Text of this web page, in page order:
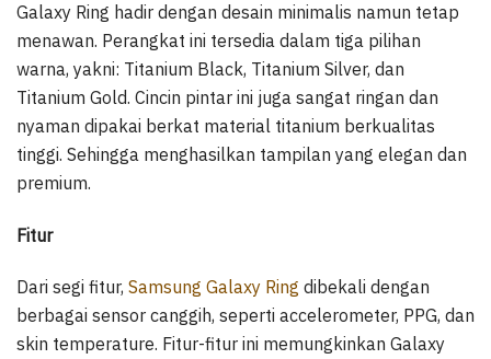
Galaxy Ring hadir dengan desain minimalis namun tetap
menawan. Perangkat ini tersedia dalam tiga pilihan
warna, yakni: Titanium Black, Titanium Silver, dan
Titanium Gold. Cincin pintar ini juga sangat ringan dan
nyaman dipakai berkat material titanium berkualitas
tinggi. Sehingga menghasilkan tampilan yang elegan dan
premium.
Fitur
Dari segi fitur, Samsung Galaxy Ring dibekali dengan
berbagai sensor canggih, seperti accelerometer, PPG, dan
skin temperature. Fitur-fitur ini memungkinkan Galaxy